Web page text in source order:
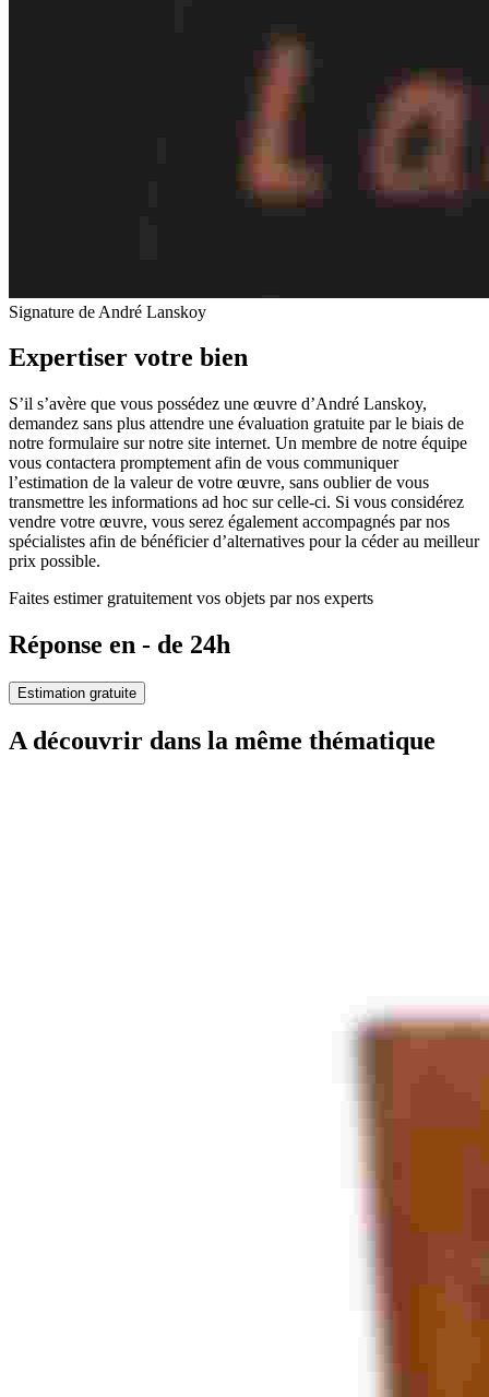
Signature de André Lanskoy
Expertiser votre bien
S’il s’avère que vous possédez une œuvre d’André Lanskoy,
demandez sans plus attendre une évaluation gratuite par le biais de
notre formulaire sur notre site internet. Un membre de notre équipe
vous contactera promptement afin de vous communiquer
l’estimation de la valeur de votre œuvre, sans oublier de vous
transmettre les informations ad hoc sur celle-ci. Si vous considérez
vendre votre œuvre, vous serez également accompagnés par nos
spécialistes afin de bénéficier d’alternatives pour la céder au meilleur
prix possible.
Faites estimer gratuitement vos objets par nos experts
Réponse en - de 24h
Estimation gratuite
A découvrir dans la même thématique